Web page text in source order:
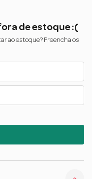
de estoque :(
ao estoque? Preencha os